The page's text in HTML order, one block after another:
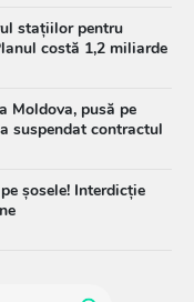
stațiilor pentru
costă 1,2 miliarde
Moldova, pusă pe
suspendat contractul
șosele! Interdicție